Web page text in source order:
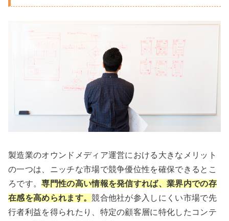
製造業のオウンドメディア運営における大きなメリット
の一つは、ニッチな市場で競争優位性を確保できるとこ
ろです。専門性の高い情報を発信すれば、業界内での存
在感を高められます。競合他社が参入しにくい市場で先
行者利益を得られたり、特定の顧客層に特化したコンテ